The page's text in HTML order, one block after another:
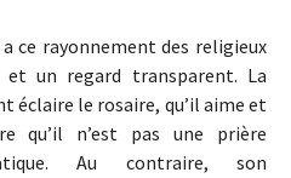
ce rayonnement des religieux
et un regard transparent. La
éclaire le rosaire, qu’il aime et
qu’il n’est pas une prière
Au contraire, son